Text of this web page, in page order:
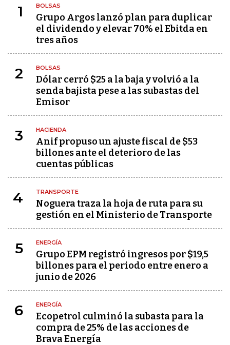
1 BOLSAS
Grupo Argos lanzó plan para duplicar
el dividendo y elevar 70% el Ebitda en
tres años
2 BOLSAS
Dólar cerró $25 a la baja y volvió a la
senda bajista pese a las subastas del
Emisor
3 HACIENDA
Anif propuso un ajuste fiscal de $53
billones ante el deterioro de las
cuentas públicas
4 TRANSPORTE
Noguera traza la hoja de ruta para su
gestión en el Ministerio de Transporte
5 ENERGÍA
Grupo EPM registró ingresos por $19,5
billones para el periodo entre enero a
junio de 2026
6 ENERGÍA
Ecopetrol culminó la subasta para la
compra de 25% de las acciones de
Brava Energía